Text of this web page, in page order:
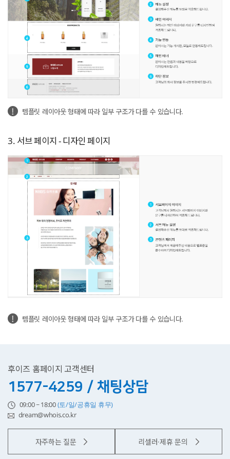
템플릿 레이아웃 형태에 따라 일부 구조가 다를 수 있습니다.
3. 서브 페이지 - 디자인 페이지
템플릿 레이아웃 형태에 따라 일부 구조가 다를 수 있습니다.
후이즈 홈페이지 고객센터
1577-4259 / 채팅상담
09:00 ~ 18:00(토/일/공휴일 휴무)
dream@whois.co.kr
자주하는 질문 리셀러·제휴 문의